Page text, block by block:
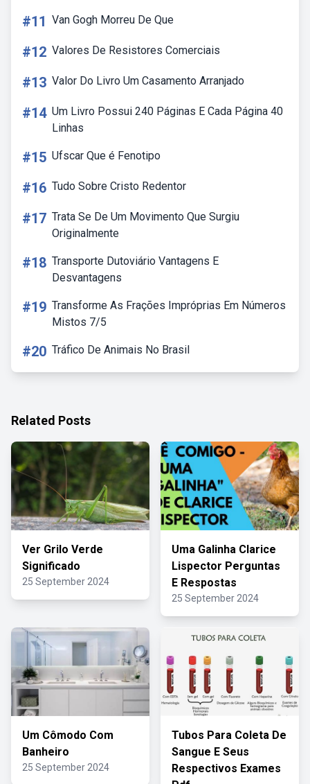
#11 Van Gogh Morreu De Que
#12 Valores De Resistores Comerciais
#13 Valor Do Livro Um Casamento Arranjado
#14 Um Livro Possui 240 Páginas E Cada Página 40
Linhas
#15 Ufscar Que é Fenotipo
#16 Tudo Sobre Cristo Redentor
#17 Trata Se De Um Movimento Que Surgiu
Originalmente
#18 Transporte Dutoviário Vantagens E
Desvantagens
#19 Transforme As Frações Impróprias Em Números
Mistos 7/5
#20 Tráfico De Animais No Brasil
Related Posts
Ver Grilo Verde
Significado
25 September 2024
Uma Galinha Clarice
Lispector Perguntas
E Respostas
25 September 2024
Um Cômodo Com
Banheiro
25 September 2024
Tubos Para Coleta De
Sangue E Seus
Respectivos Exames